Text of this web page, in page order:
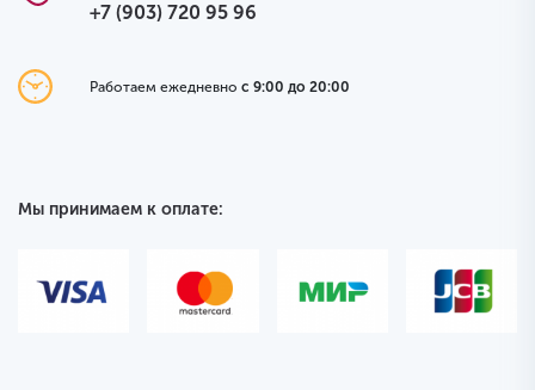
+7 (903) 720 95 96
Работаем ежедневно с 9:00 до 20:00
Мы принимаем к оплате: